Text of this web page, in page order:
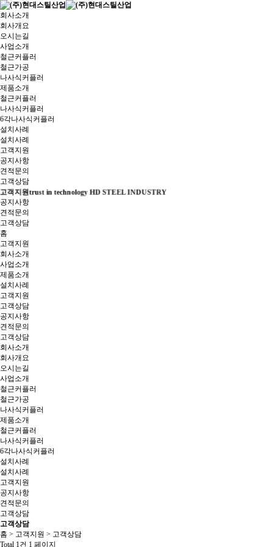
회사소개
회사개요
오시는길
사업소개
철근커플러
철근가공
나사식커플러
제품소개
철근커플러
나사식커플러
6각나사식커플러
설치사례
설치사례
고객지원
공지사항
견적문의
고객상담
객지원trust in technology HD STEEL INDUSTRY
공지사항
견적문의
고객상담
홈
고객지원
회사소개
사업소개
제품소개
설치사례
고객지원
고객상담
공지사항
견적문의
고객상담
회사소개
회사개요
오시는길
사업소개
철근커플러
철근가공
나사식커플러
제품소개
철근커플러
나사식커플러
6각나사식커플러
설치사례
설치사례
고객지원
공지사항
견적문의
고객상담
고객상담
홈 > 고객지원 > 고객상담
Total 1건 1 페이지